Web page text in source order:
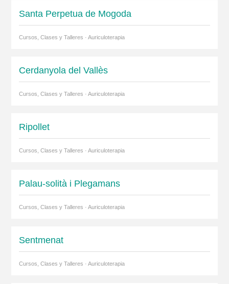
Santa Perpetua de Mogoda
Cursos, Clases y Talleres · Auriculoterapia
Cerdanyola del Vallès
Cursos, Clases y Talleres · Auriculoterapia
Ripollet
Cursos, Clases y Talleres · Auriculoterapia
Palau-solità i Plegamans
Cursos, Clases y Talleres · Auriculoterapia
Sentmenat
Cursos, Clases y Talleres · Auriculoterapia